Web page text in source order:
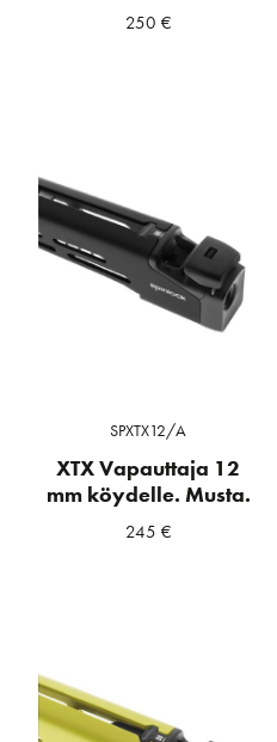
250 €
SPXTX12/A
XTX Vapauttaja 12
mm köydelle. Musta.
245 €